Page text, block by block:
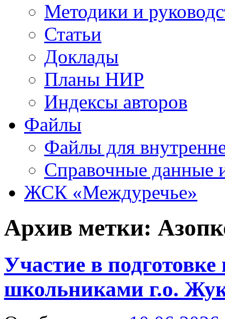
Методики и
Статьи
Доклады
Планы НИР
Индексы авторов
Файлы
Файлы для
Справочные данные
ЖСК «Междуречье»
Архив метки:
Участие в
школьниками г.о.